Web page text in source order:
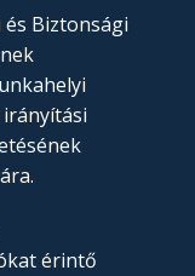
és Biztonsági
érintő